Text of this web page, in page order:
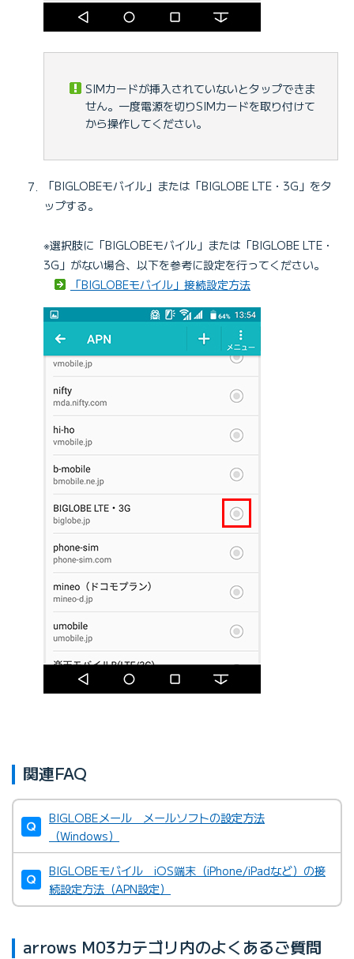
SIMカードが挿入されていないとタップできま
せん。一度電源を切りSIMカードを取り付けて
から操作してください。
「BIGLOBEモバイル」または「BIGLOBE LTE・3G」をタ
ップする。
※選択肢に「BIGLOBEモバイル」または「BIGLOBE LTE・
3G」がない場合、以下を参考に設定を行ってください。
「BIGLOBEモバイル」接続設定方法
関連FAQ
BIGLOBEメール メールソフトの設定方法
（Windows）
BIGLOBEモバイル iOS端末（iPhone/iPadなど）の接
続設定方法（APN設定）
arrows M03カテゴリ内のよくあるご質問